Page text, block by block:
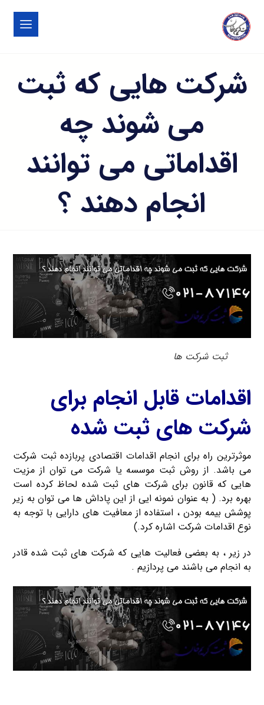
شرکت هایی که ثبت
می شوند چه
اقداماتی می توانند
انجام دهند ؟
ثبت شرکت ها
اقدامات قابل انجام برای
شرکت های ثبت شده
موثرترین راه برای انجام اقدامات اقتصادی پربازده ثبت شرکت
می باشد. از روش ثبت موسسه یا شرکت می توان از مزیت
هایی که قانون برای شرکت های ثبت شده لحاظ کرده است
بهره برد. ( به عنوان نمونه ایی از این پاداش ها می توان به زیر
پوشش بیمه بودن ، استفاده از معافیت های دارایی با توجه به
نوع اقدامات شرکت اشاره کرد.)
در زیر ، به بعضی فعالیت هایی که شرکت های ثبت شده قادر
به انجام می باشند می پردازیم .